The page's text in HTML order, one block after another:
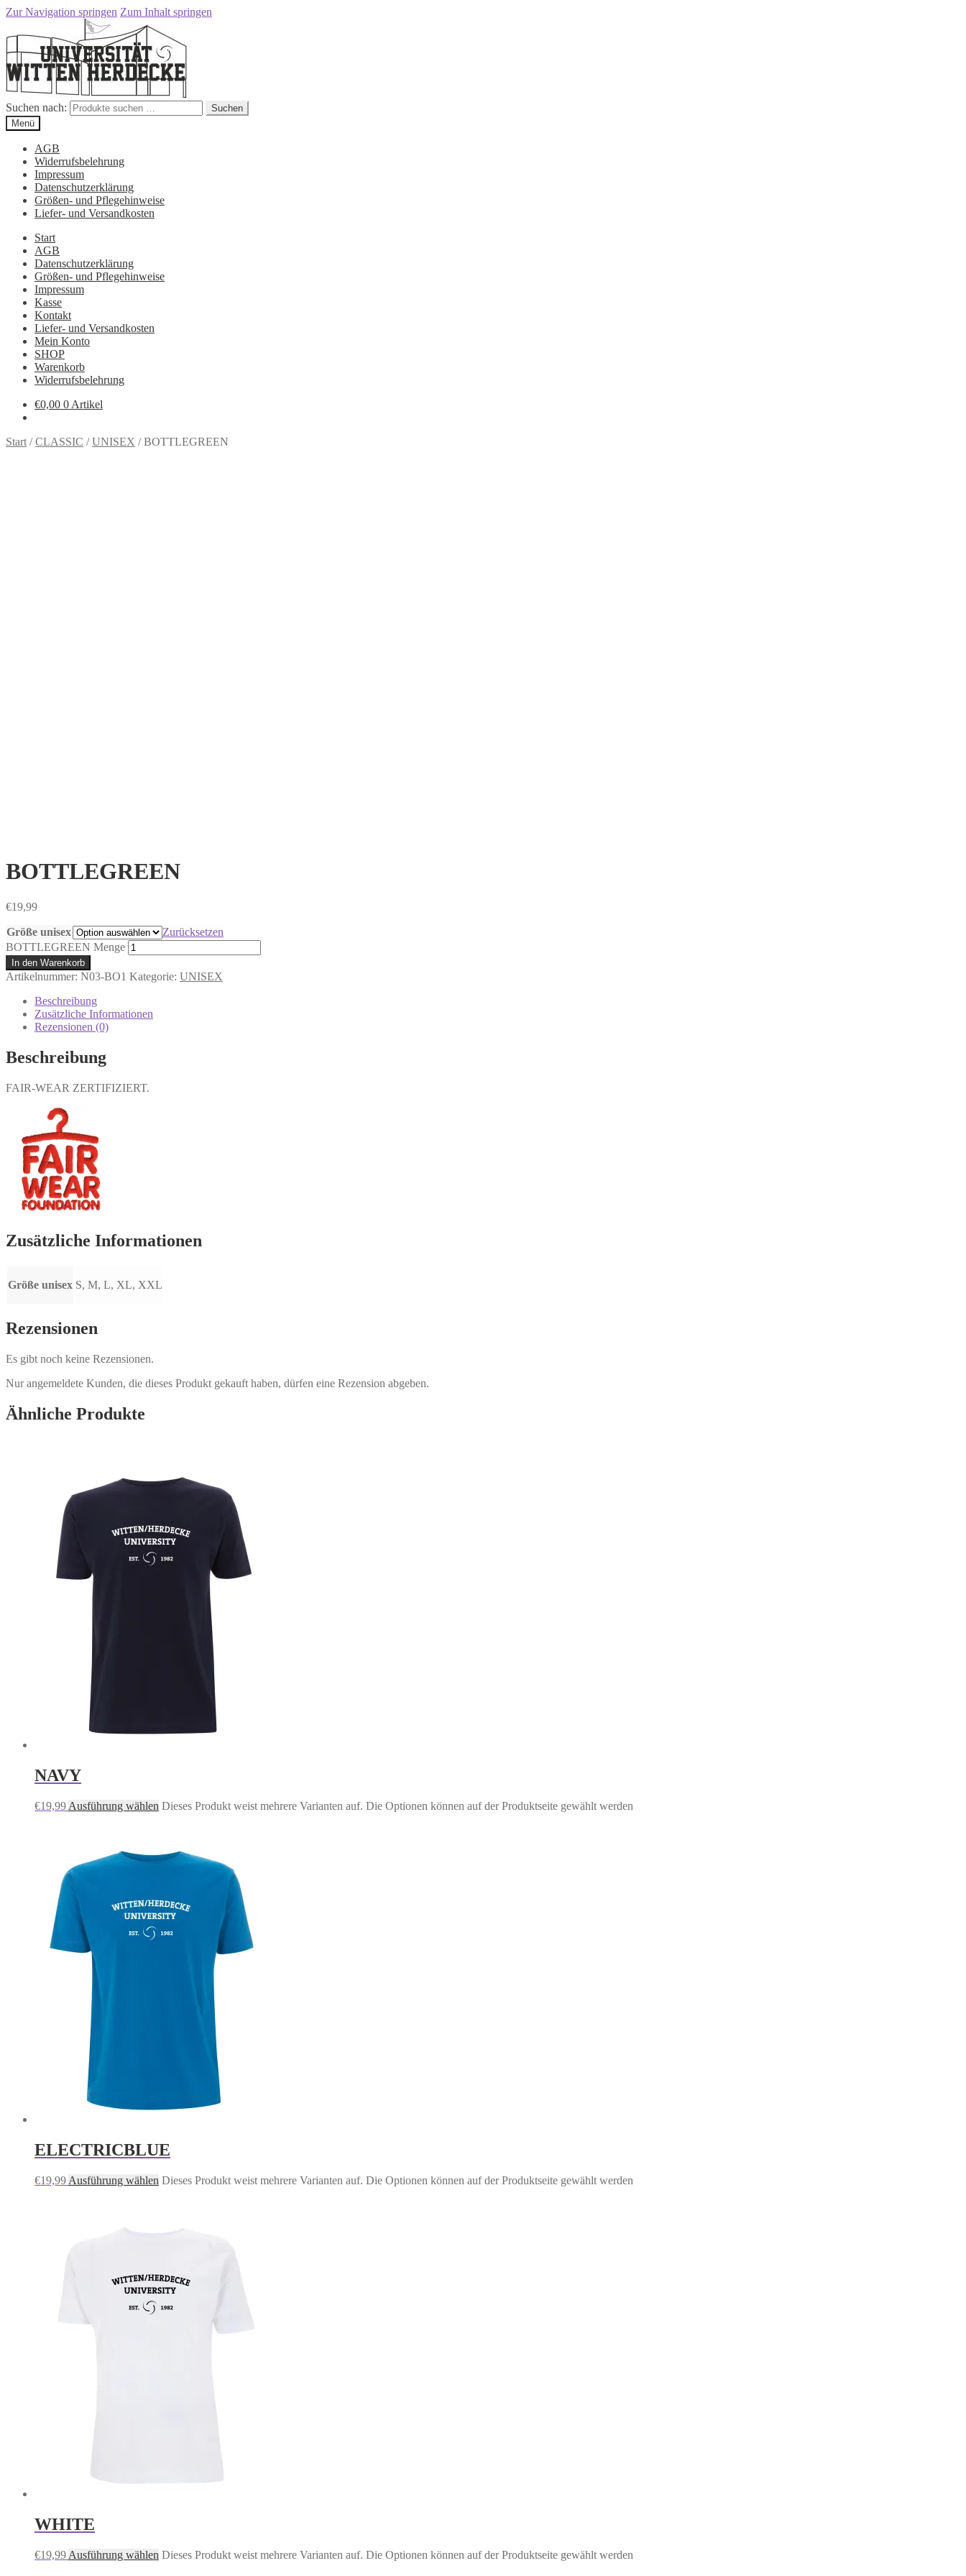
Zur Navigation springen Zum Inhalt springen
Suchen nach:
Suchen
Menü
AGB
Widerrufsbelehrung
Impressum
Datenschutzerklärung
Größen- und Pflegehinweise
Liefer- und Versandkosten
Start
AGB
Datenschutzerklärung
Größen- und Pflegehinweise
Impressum
Kasse
Kontakt
Liefer- und Versandkosten
Mein Konto
SHOP
Warenkorb
Widerrufsbelehrung
€0,00 0 Artikel
Start /CLASSIC /UNISEX /BOTTLEGREEN
BOTTLEGREEN
€19,99
Größe unisex
Zurücksetzen
BOTTLEGREEN Menge
In den Warenkorb
Artikelnummer: N03-BO1 Kategorie: UNISEX
Beschreibung
Zusätzliche Informationen
Rezensionen (0)
Beschreibung
FAIR-WEAR ZERTIFIZIERT.
Zusätzliche Informationen
Größe unisex S, M, L, XL, XXL
Rezensionen
Es gibt noch keine Rezensionen.
Nur angemeldete Kunden, die dieses Produkt gekauft haben, dürfen eine Rezension abgeben.
Ähnliche Produkte
NAVY
€19,99 Ausführung wählen Dieses Produkt weist mehrere Varianten auf. Die Optionen können auf der Produktseite gewählt werden
ELECTRICBLUE
€19,99 Ausführung wählen Dieses Produkt weist mehrere Varianten auf. Die Optionen können auf der Produktseite gewählt werden
WHITE
€19,99 Ausführung wählen Dieses Produkt weist mehrere Varianten auf. Die Optionen können auf der Produktseite gewählt werden